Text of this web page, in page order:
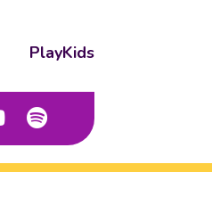
PlayKids